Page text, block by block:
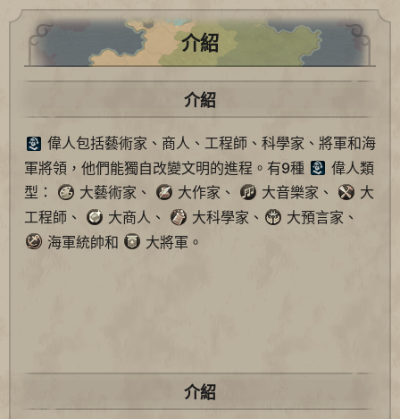
介紹
介紹
偉人包括藝術家、商人、工程師、科學家、將軍和海
軍將領，他們能獨自改變文明的進程。有9種
偉人類
型：
大藝術家、 大作家、 大音樂家、
大
工程師、
大商人、 大科學家、
大預言家、
海軍統帥和
大將軍。
介紹